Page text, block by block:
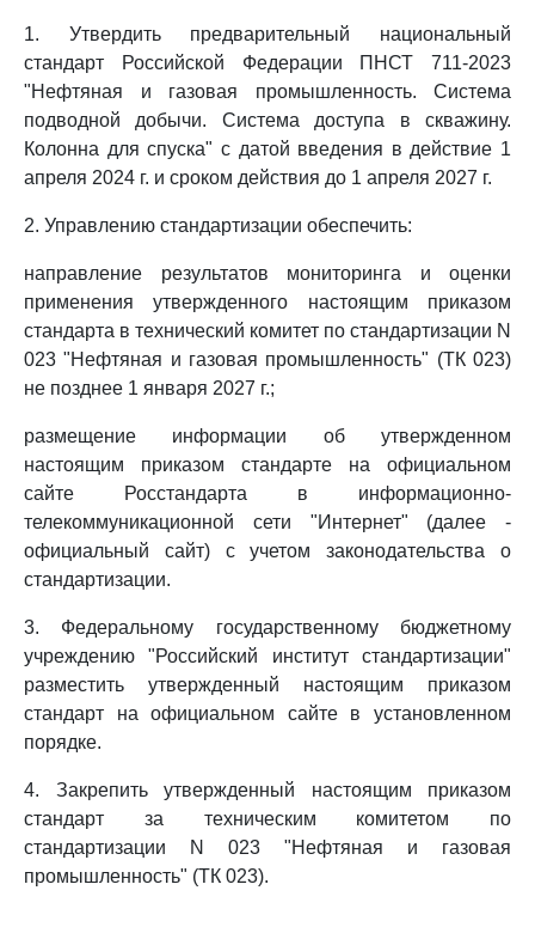
1. Утвердить предварительный национальный
стандарт Российской Федерации ПНСТ 711-2023
"Нефтяная и газовая промышленность. Система
подводной добычи. Система доступа в скважину.
Колонна для спуска" с датой введения в действие 1
апреля 2024 г. и сроком действия до 1 апреля 2027 г.
2. Управлению стандартизации обеспечить:
направление результатов мониторинга и оценки
применения утвержденного настоящим приказом
стандарта в технический комитет по стандартизации N
023 "Нефтяная и газовая промышленность" (ТК 023)
не позднее 1 января 2027 г.;
размещение информации об утвержденном
настоящим приказом стандарте на официальном
сайте Росстандарта в информационно-
телекоммуникационной сети "Интернет" (далее -
официальный сайт) с учетом законодательства о
стандартизации.
3. Федеральному государственному бюджетному
учреждению "Российский институт стандартизации"
разместить утвержденный настоящим приказом
стандарт на официальном сайте в установленном
порядке.
4. Закрепить утвержденный настоящим приказом
стандарт за техническим комитетом по
стандартизации N 023 "Нефтяная и газовая
промышленность" (ТК 023).